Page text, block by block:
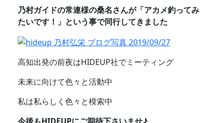
乃村ガイドの常連様の桑名さんが「アカメ釣ってみ
たいです！」という事で同行してきました
高知出発の前夜はHIDEUP社でミーティング
未来に向けて色々と活動中
私は私らしく色々と模索中